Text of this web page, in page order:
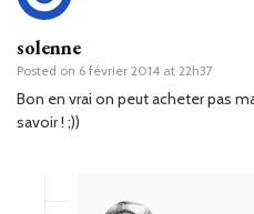
solenne
Posted on 6 février 2014 at 22h37
Bon en vrai on peut acheter pas
savoir ! ;))